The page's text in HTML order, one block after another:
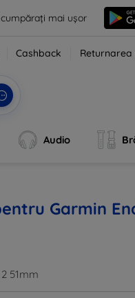
mai ușor
Cashback
Audio
Garmin
51mm